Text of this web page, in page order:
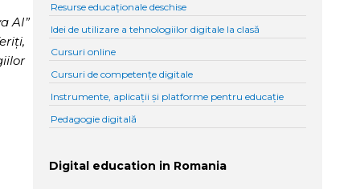
AI”
Resurse educaționale deschise
Idei de utilizare a tehnologiilor digitale la clasă
Cursuri online
Cursuri de competențe digitale
Instrumente, aplicații și platforme pentru educație
Pedagogie digitală
Digital education in Romania